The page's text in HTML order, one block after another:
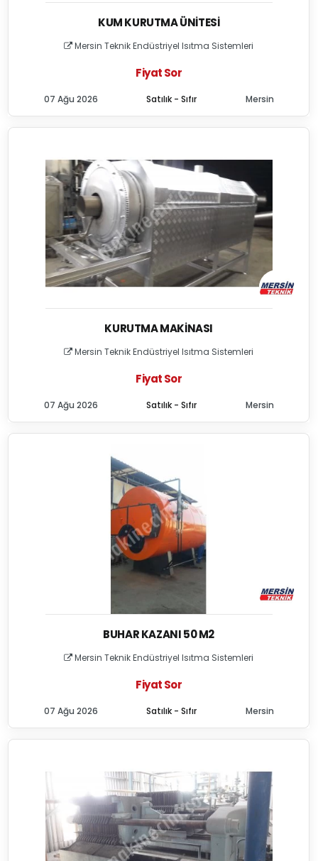
KUM KURUTMA ÜNITESI
Mersin Teknik Endüstriyel Isıtma Sistemleri
Fiyat Sor
Satılık - Sıfır
07 Ağu 2026 Mersin
KURUTMA MAKINASI
Mersin Teknik Endüstriyel Isıtma Sistemleri
Fiyat Sor
Satılık - Sıfır
07 Ağu 2026 Mersin
BUHAR KAZANI 50 M2
Mersin Teknik Endüstriyel Isıtma Sistemleri
Fiyat Sor
Satılık - Sıfır
07 Ağu 2026 Mersin